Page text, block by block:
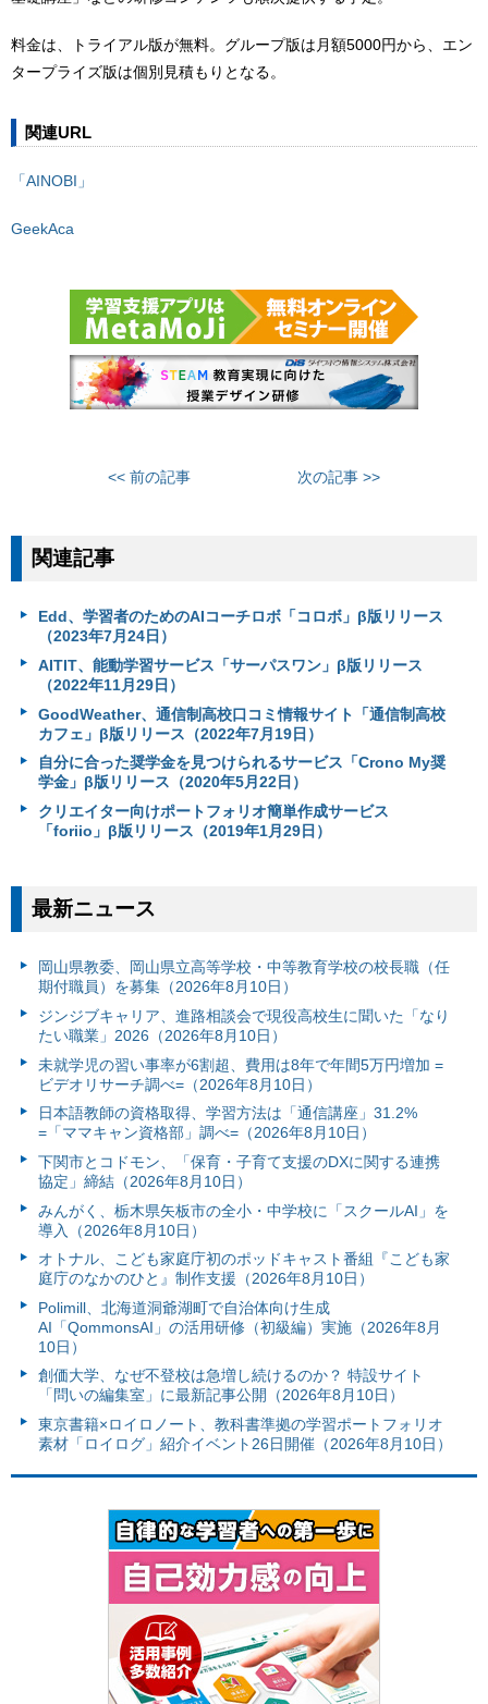
料金は、トライアル版が無料。グループ版は月額5000円から、エン
タープライズ版は個別見積もりとなる。
関連URL
「AINOBI」
GeekAca
<< 前の記事 次の記事 >>
関連記事
Edd、学習者のためのAIコーチロボ「コロボ」β版リリース
（2023年7月24日）
AITIT、能動学習サービス「サーパスワン」β版リリース
（2022年11月29日）
GoodWeather、通信制高校口コミ情報サイト「通信制高校
カフェ」β版リリース（2022年7月19日）
自分に合った奨学金を見つけられるサービス「Crono My奨
学金」β版リリース（2020年5月22日）
クリエイター向けポートフォリオ簡単作成サービス
「foriio」β版リリース（2019年1月29日）
最新ニュース
岡山県教委、岡山県立高等学校・中等教育学校の校長職（任
期付職員）を募集（2026年8月10日）
ジンジブキャリア、進路相談会で現役高校生に聞いた「なり
たい職業」2026（2026年8月10日）
未就学児の習い事率が6割超、費用は8年で年間5万円増加 =
ビデオリサーチ調べ=（2026年8月10日）
日本語教師の資格取得、学習方法は「通信講座」31.2%
=「ママキャン資格部」調べ=（2026年8月10日）
下関市とコドモン、「保育・子育て支援のDXに関する連携
協定」締結（2026年8月10日）
みんがく、栃木県矢板市の全小・中学校に「スクールAI」を
導入（2026年8月10日）
オトナル、こども家庭庁初のポッドキャスト番組『こども家
庭庁のなかのひと』制作支援（2026年8月10日）
Polimill、北海道洞爺湖町で自治体向け生成
AI「QommonsAI」の活用研修（初級編）実施（2026年8月
10日）
創価大学、なぜ不登校は急増し続けるのか？ 特設サイト
「問いの編集室」に最新記事公開（2026年8月10日）
東京書籍×ロイロノート、教科書準拠の学習ポートフォリオ
素材「ロイログ」紹介イベント26日開催（2026年8月10日）